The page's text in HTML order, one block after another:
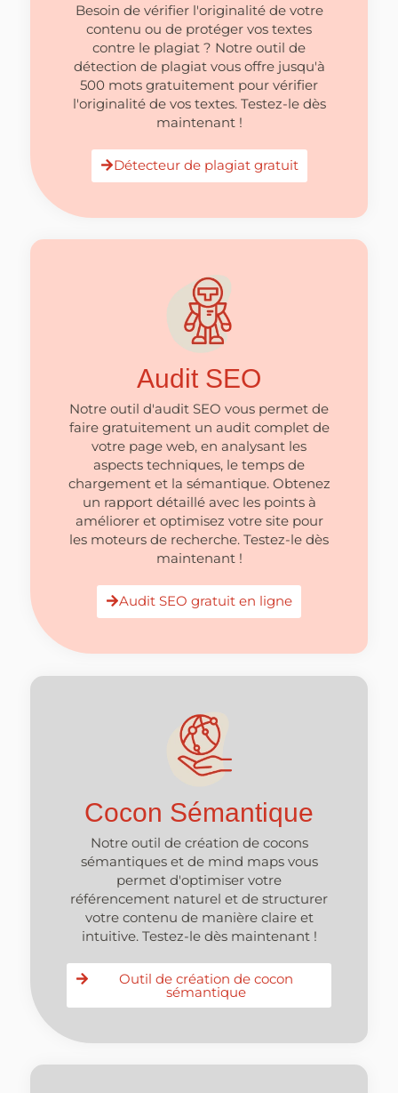
Besoin de vérifier l'originalité de votre
contenu ou de protéger vos textes
contre le plagiat ? Notre outil de
détection de plagiat vous offre jusqu'à
500 mots gratuitement pour vérifier
l'originalité de vos textes. Testez-le dès
maintenant !
Détecteur de plagiat gratuit
Audit SEO
Notre outil d'audit SEO vous permet de
faire gratuitement un audit complet de
votre page web, en analysant les
aspects techniques, le temps de
chargement et la sémantique. Obtenez
un rapport détaillé avec les points à
améliorer et optimisez votre site pour
les moteurs de recherche. Testez-le dès
maintenant !
Audit SEO gratuit en ligne
Cocon Sémantique
Notre outil de création de cocons
sémantiques et de mind maps vous
permet d'optimiser votre
référencement naturel et de structurer
votre contenu de manière claire et
intuitive. Testez-le dès maintenant !
Outil de création de cocon
sémantique